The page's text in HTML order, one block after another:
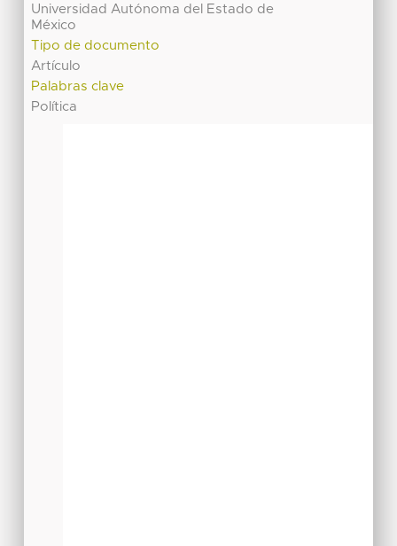
Universidad Autónoma del Estado de
México
Tipo de documento
Artículo
Palabras clave
Política